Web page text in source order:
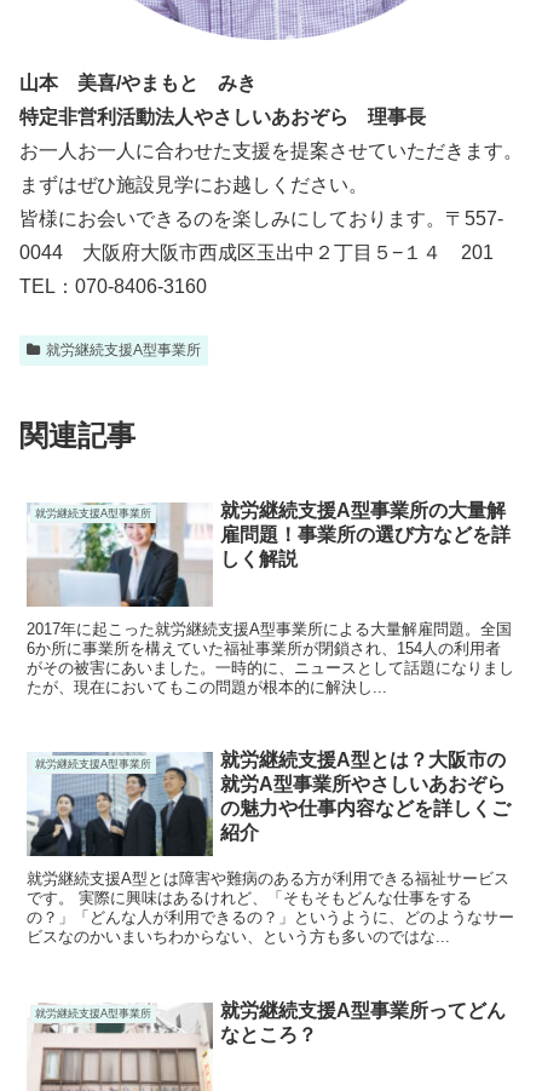
山本 美喜/やまもと みき
特定非営利活動法人やさしいあおぞら 理事長
お一人お一人に合わせた支援を提案させていただきます。
まずはぜひ施設見学にお越しください。
皆様にお会いできるのを楽しみにしております。〒557-
0044 大阪府大阪市西成区玉出中２丁目５−１４ 201
TEL：070-8406-3160
就労継続支援A型事業所
関連記事
就労継続支援A型事業所
就労継続支援A型事業所の大量解
雇問題！事業所の選び方などを詳
しく解説
2017年に起こった就労継続支援A型事業所による大量解雇問題。全国
6か所に事業所を構えていた福祉事業所が閉鎖され、154人の利用者
がその被害にあいました。一時的に、ニュースとして話題になりまし
たが、現在においてもこの問題が根本的に解決し...
就労継続支援A型事業所
就労継続支援A型とは？大阪市の
就労A型事業所やさしいあおぞら
の魅力や仕事内容などを詳しくご
紹介
就労継続支援A型とは障害や難病のある方が利用できる福祉サービス
です。 実際に興味はあるけれど、「そもそもどんな仕事をする
の？」「どんな人が利用できるの？」というように、どのようなサー
ビスなのかいまいちわからない、という方も多いのではな...
就労継続支援A型事業所
就労継続支援A型事業所ってどん
なところ？